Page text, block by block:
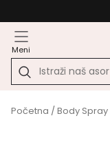
Meni
Početna /Body Spray